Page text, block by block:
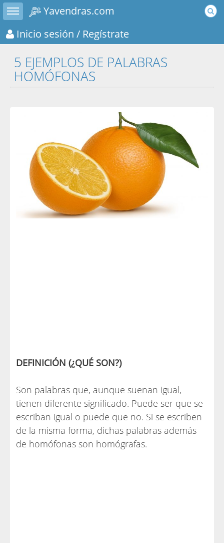
Toggle sidebar
Yavendras.com
Inicio sesión / Regístrate
5 EJEMPLOS DE PALABRAS
HOMÓFONAS
DEFINICIÓN (¿QUÉ SON?)
Son palabras que, aunque suenan igual,
tienen diferente significado. Puede ser que se
escriban igual o puede que no. Si se escriben
de la misma forma, dichas palabras además
de homófonas son homógrafas.